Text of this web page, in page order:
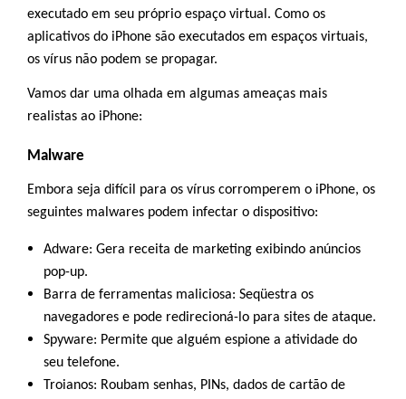
executado em seu próprio espaço virtual. Como os
aplicativos do iPhone são executados em espaços virtuais,
os vírus não podem se propagar.
Vamos dar uma olhada em algumas ameaças mais
realistas ao iPhone:
Malware
Embora seja difícil para os vírus corromperem o iPhone, os
seguintes malwares podem infectar o dispositivo:
Adware: Gera receita de marketing exibindo anúncios
pop-up.
Barra de ferramentas maliciosa: Seqüestra os
navegadores e pode redirecioná-lo para sites de ataque.
Spyware: Permite que alguém espione a atividade do
seu telefone.
Troianos: Roubam senhas, PINs, dados de cartão de